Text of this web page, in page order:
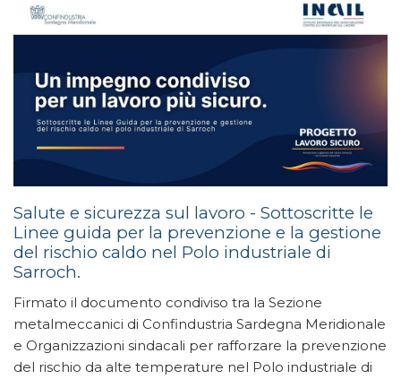
Salute e sicurezza sul lavoro - Sottoscritte le
Linee guida per la prevenzione e la gestione
del rischio caldo nel Polo industriale di
Sarroch.
Firmato il documento condiviso tra la Sezione
metalmeccanici di Confindustria Sardegna Meridionale
e Organizzazioni sindacali per rafforzare la prevenzione
del rischio da alte temperature nel Polo industriale di